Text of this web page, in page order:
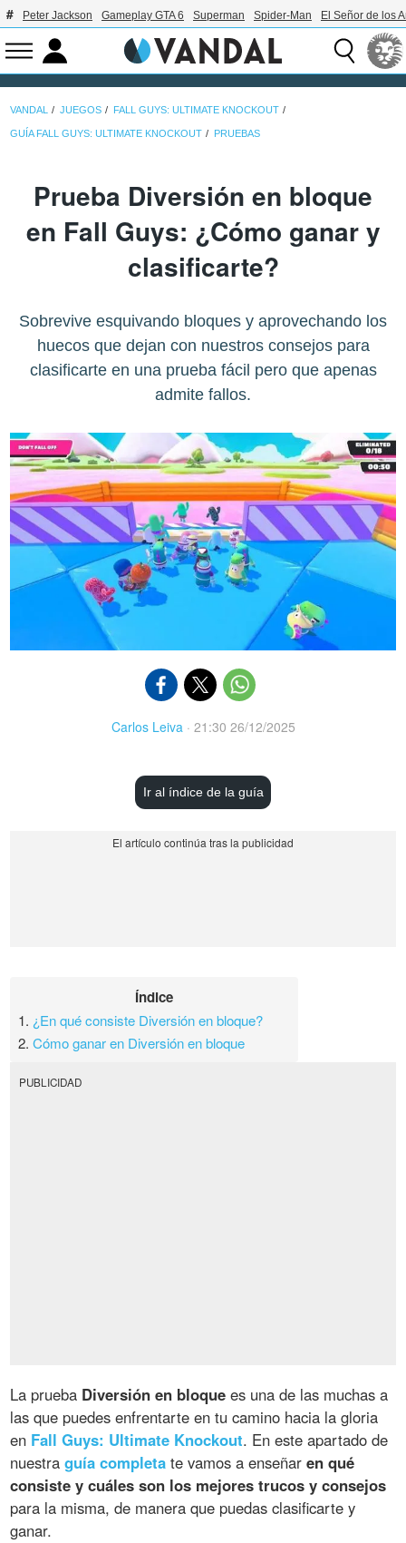
Peter Jackson Gameplay GTA 6 Superman Spider-Man El Señor de los
VANDAL JUEGOS FALL GUYS: ULTIMATE KNOCKOUT
GUÍA FALL GUYS: ULTIMATE KNOCKOUT PRUEBAS
Prueba Diversión en bloque
en Fall Guys: ¿Cómo ganar y
clasificarte?
Sobrevive esquivando bloques y aprovechando los
huecos que dejan con nuestros consejos para
clasificarte en una prueba fácil pero que apenas
admite fallos.
Carlos Leiva · 21:30 26/12/2025
Ir al índice de la guía
Índice
1. ¿En qué consiste Diversión en bloque?
2.Cómo ganar en Diversión en bloque
PUBLICIDAD
La prueba Diversión en bloque es una de las muchas a
las que puedes enfrentarte en tu camino hacia la gloria
en Fall Guys: Ultimate Knockout. En este apartado de
nuestraguía completa te vamos a enseñaren qué
consiste y cuáles son los mejores trucos y consejos
para la misma, de manera que puedas clasificarte y
ganar.